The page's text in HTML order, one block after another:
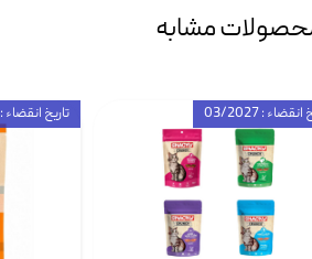
مشابه
تاریخ انقضاء : 03/2027 : 03/2027